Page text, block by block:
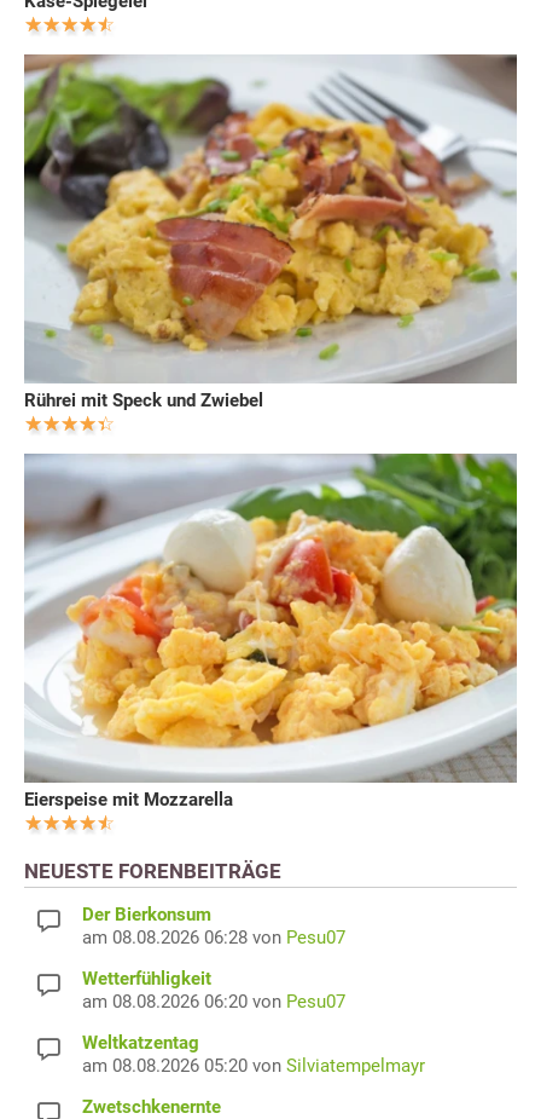
Rührei mit Speck und Zwiebel
Eierspeise mit Mozzarella
NEUESTE FORENBEITRÄGE
Der Bierkonsum
am 08.08.2026 06:28 von Pesu07
Wetterfühligkeit
am 08.08.2026 06:20 von Pesu07
Weltkatzentag
am 08.08.2026 05:20 von Silviatempelmayr
Zwetschkenernte